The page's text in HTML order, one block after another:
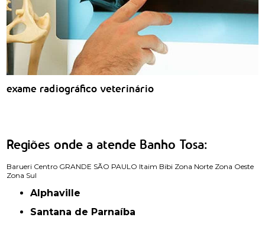
exame radiográfico veterinário
Regiões onde a atende Banho Tosa:
Barueri Centro GRANDE SÃO PAULO Itaim Bibi Zona Norte Zona Oeste
Zona Sul
Alphaville
Santana de Parnaíba